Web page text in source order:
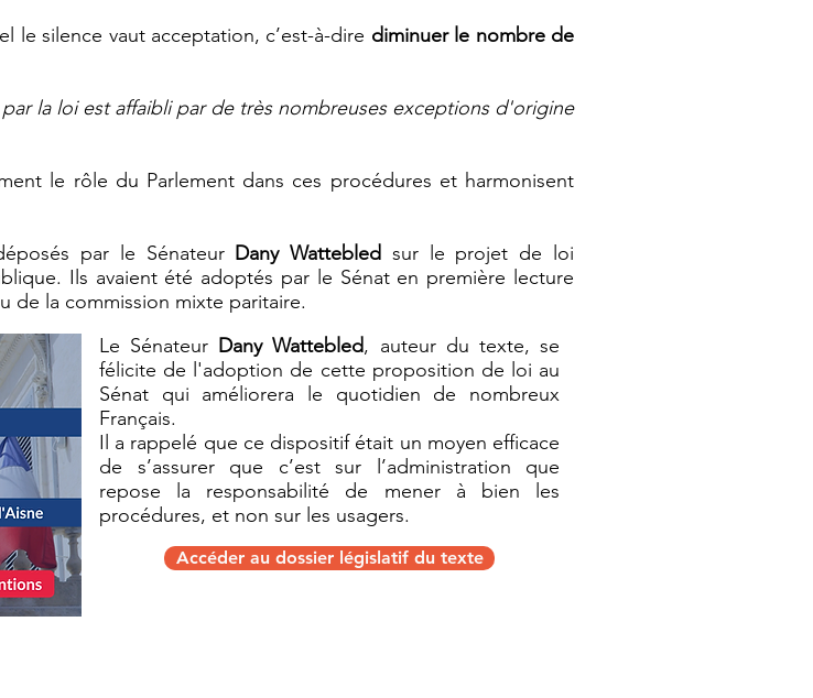
silence vaut acceptation, c’est-à-dire diminuer le nombre de
la loi est affaibli par de très nombreuses exceptions d'origine
le rôle du Parlement dans ces procédures et harmonisent
par le Sénateur Dany Wattebled sur le projet de loi
Ils avaient été adoptés par le Sénat en première lecture
de la commission mixte paritaire.
Le Sénateur Dany Wattebled, auteur du texte, se
félicite de l'adoption de cette proposition de loi au
Sénat qui améliorera le quotidien de nombreux
Français.
Il a rappelé que ce dispositif était un moyen efficace
de s’assurer que c’est sur l’administration que
repose la responsabilité de mener à bien les
procédures, et non sur les usagers.
Accéder au dossier législatif du texte